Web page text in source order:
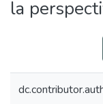
la